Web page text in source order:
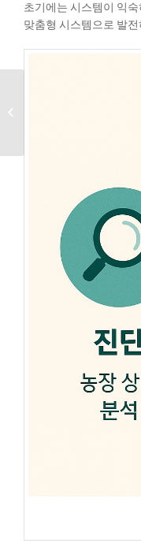
초기에는 시스템이 익
맞춤형 시스템으로 발전